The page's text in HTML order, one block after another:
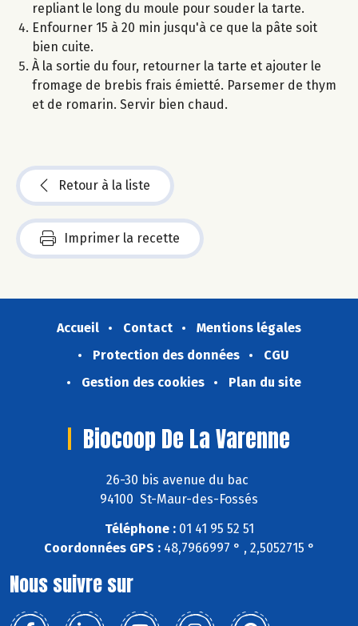
repliant le long du moule pour souder la tarte.
Enfourner 15 à 20 min jusqu'à ce que la pâte soit
bien cuite.
À la sortie du four, retourner la tarte et ajouter le
fromage de brebis frais émietté. Parsemer de thym
et de romarin. Servir bien chaud.
Retour à la liste
Imprimer la recette
Accueil Contact
Mentions légales
Protection des données
CGU
Gestion des cookies
Plan du site
Biocoop De La Varenne
26-30 bis avenue du bac
94100 St-Maur-des-Fossés
Téléphone :01 41 95 52 51
Coordonnées GPS :48,7966997 ° , 2,5052715 °
Nous suivre sur